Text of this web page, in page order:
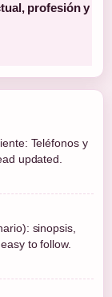
profesión y
Teléfonos y
updated.
sinopsis,
to follow.